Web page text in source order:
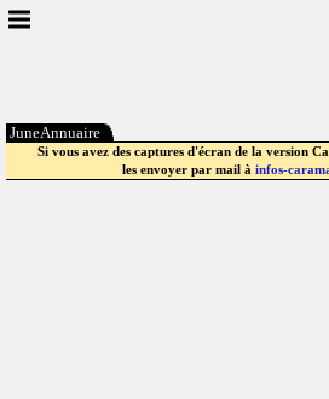
JuneAnnuaire
Si vous avez des captures d'écran de la version
les envoyer par mail à infos-